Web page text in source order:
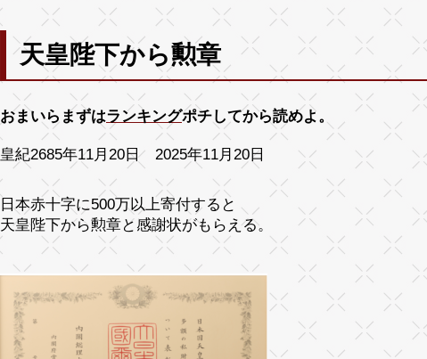
天皇陛下から勲章
おまいらまずはランキングポチしてから読めよ。
皇紀2685年11月20日 2025年11月20日
日本赤十字に500万以上寄付すると
天皇陛下から勲章と感謝状がもらえる。